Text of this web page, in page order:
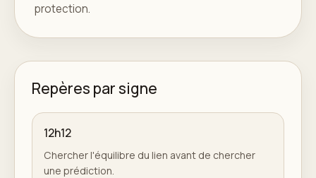
protection.
Repères par signe
12h12
Chercher l'équilibre du lien avant de chercher
une prédiction.